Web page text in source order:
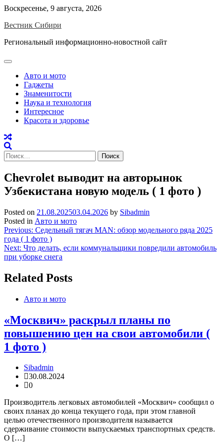
Skip
content
Воскресенье, 9 августа, 2026
Вестник Сибири
Региональный информационно-новостной сайт
Авто и мото
Гаджеты
Знаменитости
Наука и технология
Интересное
Красота и здоровье
Найти:
Chevrolet выводит на авторынок
Узбекистана новую модель ( 1 фото )
Posted on 21.08.202503.04.2026 by Sibadmin
Posted in Авто и мото
Навигация
по
записям
Previous: Седельный тягач MAN: обзор модельного ряда 2025
года ( 1 фото )
Next: Что делать, если коммунальщики повредили автомобиль
при уборке снега
Related Posts
Авто и мото
«Москвич» раскрыл планы по
повышению цен на свои автомобили (
1 фото )
Sibadmin
30.08.2024
0
Производитель легковых автомобилей «Москвич» сообщил о
своих планах до конца текущего года, при этом главной
целью отечественного производителя называется
сдерживание стоимости выпускаемых транспортных средств.
О […]